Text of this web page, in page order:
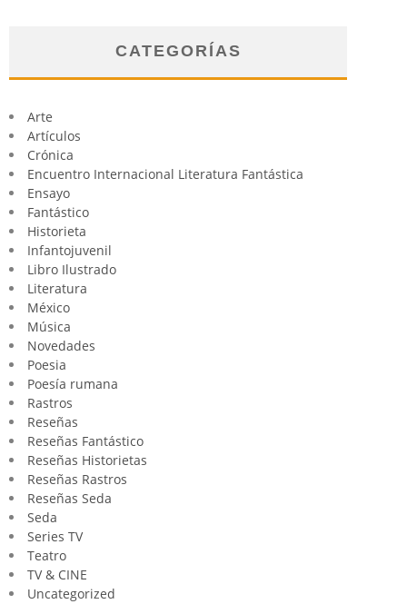
CATEGORÍAS
Arte
Artículos
Crónica
Encuentro Internacional Literatura Fantástica
Ensayo
Fantástico
Historieta
Infantojuvenil
Libro Ilustrado
Literatura
México
Música
Novedades
Poesia
Poesía rumana
Rastros
Reseñas
Reseñas Fantástico
Reseñas Historietas
Reseñas Rastros
Reseñas Seda
Seda
Series TV
Teatro
TV & CINE
Uncategorized